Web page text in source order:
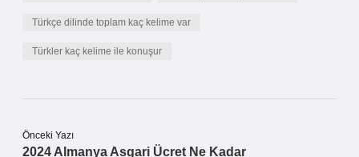
Türkçe dilinde toplam kaç kelime var
Türkler kaç kelime ile konuşur
Önceki Yazı
2024 Almanya Asgari Ücret Ne Kadar